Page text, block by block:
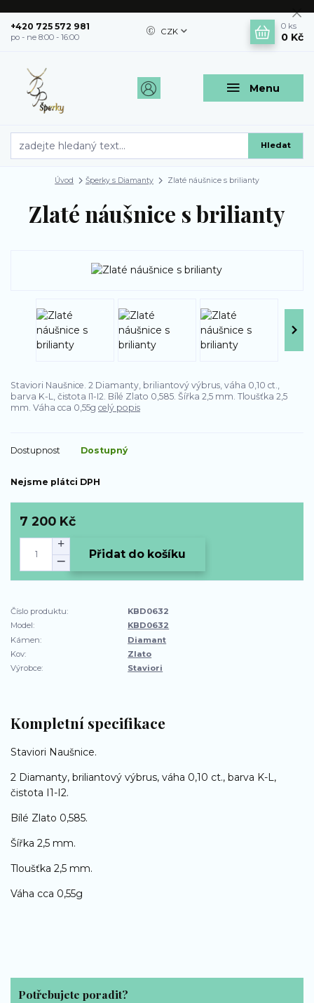
Menu
CZK
Hledat
+420 725 572 981
po - ne 8:00 - 16:00
0 ks
0 Kč
Úvod Šperky s Diamanty Zlaté náušnice s brilianty
Zlaté náušnice s brilianty
Staviori Naušnice. 2 Diamanty, briliantový výbrus, váha 0,10 ct.,
barva K-L, čistota I1-I2. Bílé Zlato 0,585. Šířka 2,5 mm. Tloušťka 2,5
mm. Váha cca 0,55g celý popis
Dostupnost Dostupný
Nejsme plátci DPH
7 200 Kč
Přidat do košíku
Číslo produktu:
KBD0632
Model:
KBD0632
Kámen:
Diamant
Kov:
Zlato
Výrobce:
Staviori
Kompletní specifikace
Staviori Naušnice.
2 Diamanty, briliantový výbrus, váha 0,10 ct., barva K-L,
čistota I1-I2.
Bílé Zlato 0,585.
Šířka 2,5 mm.
Tloušťka 2,5 mm.
Váha cca 0,55g
Potřebujete poradit?